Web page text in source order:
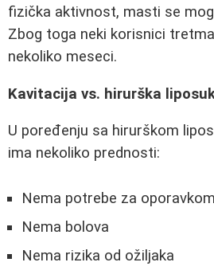
fizička aktivnost, masti se
Zbog toga neki korisnici
nekoliko meseci.
Kavitacija vs. hirurška
U poređenju sa hirurškom
ima nekoliko prednosti:
Nema potrebe za oporavkom
Nema bolova
Nema rizika od ožiljaka